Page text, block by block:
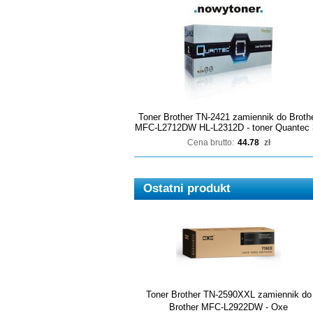
Toner Brother TN-2421 zamiennik do
MFC-L2712DW HL-L2312D - toner Quantec
Cena brutto: 44.78 zł
Ostatni produkt
Toner Brother TN-2590XXL zamiennik do
Brother MFC-L2922DW - Oxe